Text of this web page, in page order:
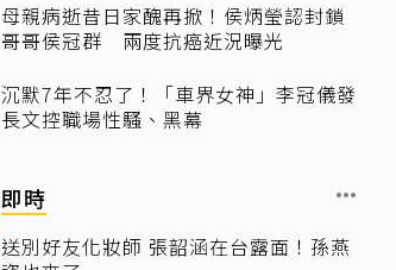
母親病逝昔日家醜再掀！侯炳瑩認封鎖
哥哥侯冠群 兩度抗癌近況曝光
沉默7年不忍了！「車界女神」李冠儀發
長文控職場性騷、黑幕
即時
送別好友化妝師 張韶涵在台露面！孫燕